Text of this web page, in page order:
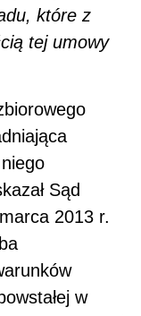
które z
tej umowy
Sąd
2013 r.
w